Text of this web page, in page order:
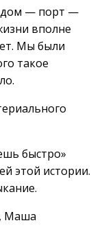
дом — порт —
вполне
Мы были
такое
быстро»
этой истории.
Маша